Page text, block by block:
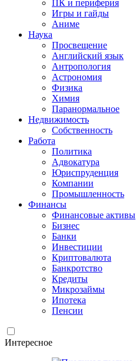
ПК и периферия
Игры и гайды
Аниме
Наука
Просвещение
Английский язык
Антропология
Астрономия
Физика
Химия
Паранормальное
Недвижимость
Собственность
Работа
Политика
Адвокатура
Юриспруденция
Компании
Промышленность
Финансы
Финансовые активы
Бизнес
Банки
Инвестиции
Криптовалюта
Банкротство
Кредиты
Микрозаймы
Ипотека
Пенсии
Интересное